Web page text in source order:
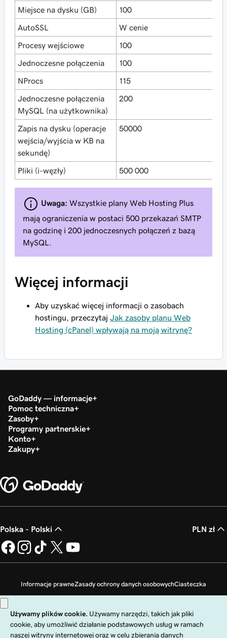
Miejsce na dysku (GB) 100
AutoSSL W cenie
Procesy wejściowe 100
Jednoczesne połączenia 100
NProcs 115
Jednoczesne połączenia
MySQL (na użytkownika)
200
Zapis na dysku (operacje
wejścia/wyjścia w KB na
sekundę)
50000
Pliki (i-węzły) 500 000
Uwaga: Wszystkie plany Web Hosting Plus
mają ograniczenia w postaci 500 przekazań SMTP
na godzinę i 200 jednoczesnych połączeń z bazą
MySQL.
Więcej informacji
Aby uzyskać więcej informacji o zasobach
hostingu, przeczytaj Jak zasoby planu Web
Hosting (cPanel) wpływają na moją witrynę?
GoDaddy — informacje
Pomoc techniczna
Zasoby
Programy partnerskie
Konto
Zakupy
Polska - Polski PLN zł
Informacje prawneZasady ochrony danych osobowychCiasteczka
Copyright © 1999 - 2026 GoDaddy Operating Company, LLC. Wszelkie prawa
zastrzeżone. Znak słowny GoDaddy jest zastrzeżonym znakiem towarowym